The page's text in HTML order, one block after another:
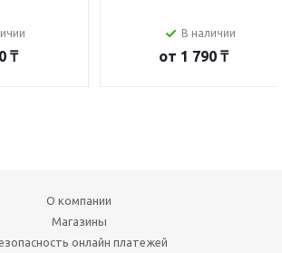
₸
В наличии
от 1 790 ₸
О компании
Магазины
онлайн платежей